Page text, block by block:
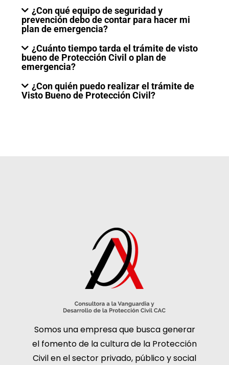
¿Con qué equipo de seguridad y
prevención debo de contar para hacer mi
plan de emergencia?
¿Cuánto tiempo tarda el trámite de visto
bueno de Protección Civil o plan de
emergencia?
¿Con quién puedo realizar el trámite de
Visto Bueno de Protección Civil?
Somos una empresa que busca generar
el fomento de la cultura de la Protección
Civil en el sector privado, público y social